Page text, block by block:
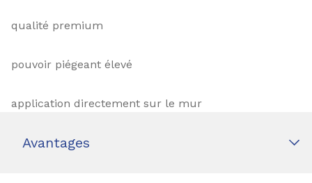
qualité premium
pouvoir piégeant élevé
application directement sur le mur
Avantages